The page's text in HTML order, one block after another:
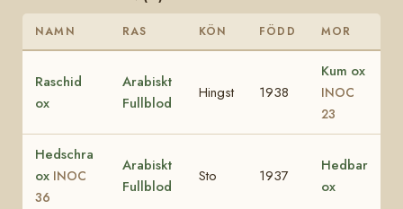
NAMN RAS KÖN FÖDD MOR
Raschid
ox
Arabiskt
Fullblod
Hingst 1938
Kum ox
INOC
23
Hedschra
ox INOC
36
Arabiskt
Fullblod
Sto 1937
Hedbar
ox